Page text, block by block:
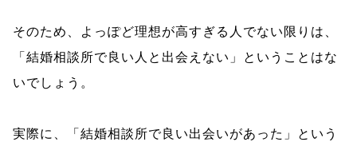
そのため、よっぽど理想が高すぎる人でない限りは、
「結婚相談所で良い人と出会えない」ということはな
いでしょう。
実際に、「結婚相談所で良い出会いがあった」という